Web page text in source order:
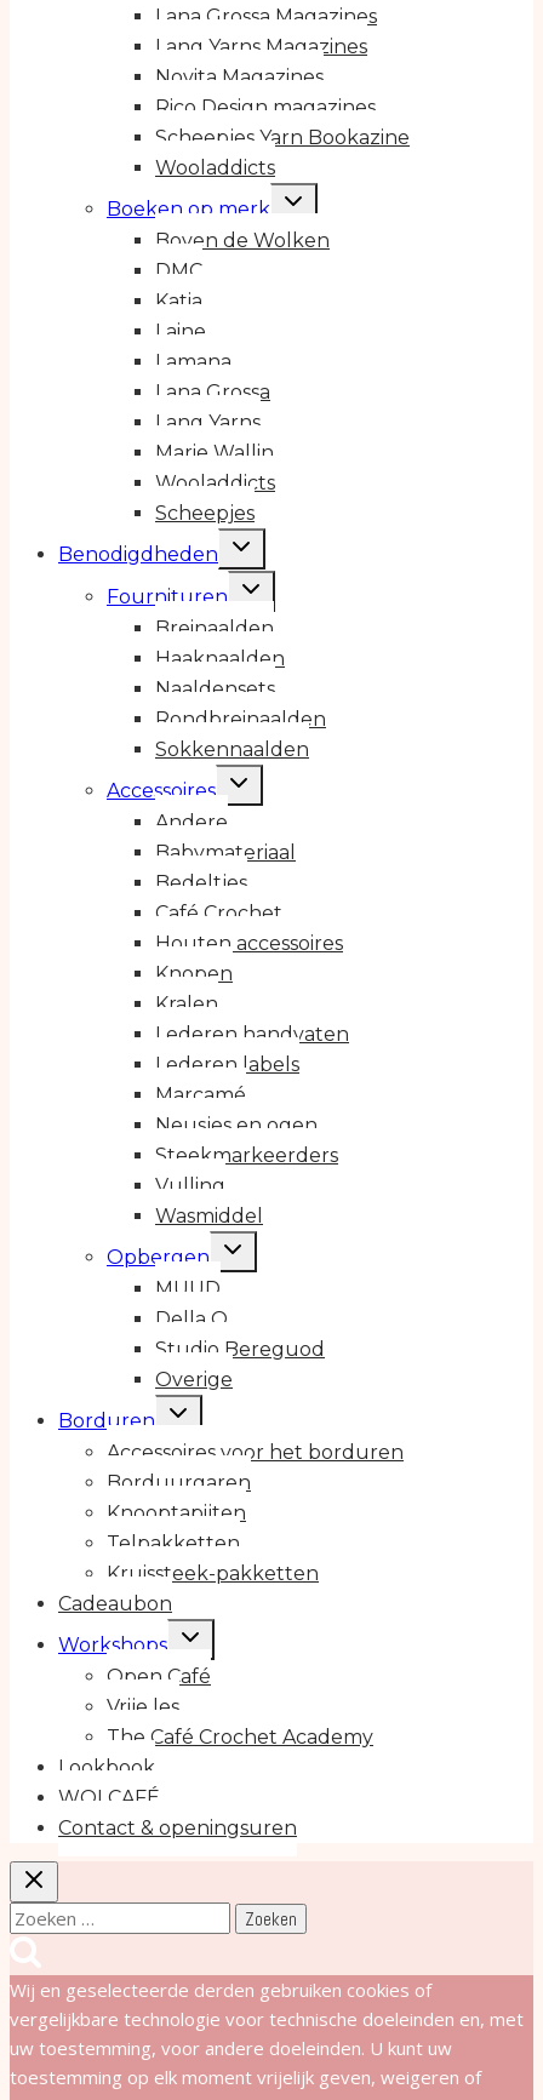
Lana Grossa Magazines
Lang Yarns Magazines
Novita Magazines
Rico Design magazines
Scheepjes Yarn Bookazine
Wooladdicts
Boeken op merk
Toggle
submenu
Boven de Wolken
DMC
Katia
Laine
Lamana
Lana Grossa
Lang Yarns
Marie Wallin
Wooladdicts
Scheepjes
Benodigdheden
Toggle
Fournituren
Toggle
submenu
Breinaalden
Haaknaalden
Naaldensets
Rondbreinaalden
Sokkennaalden
Accessoires
Toggle
Andere
Babymateriaal
Bedeltjes
Café Crochet
Houten accessoires
Knopen
Kralen
Lederen handvaten
Lederen labels
Marcamé
Neusjes en ogen
Steekmarkeerders
Vulling
Wasmiddel
Opbergen
Toggle
MUUD
Della Q
Studio Bereguod
Overige
Borduren
Toggle
submenu
Accessoires voor het borduren
Borduurgaren
Knooptapijten
Telpakketten
Kruissteek-pakketten
Cadeaubon
Workshops
Toggle
Open Café
Vrije les
The Café Crochet Academy
Lookbook
WOLCAFÉ
Contact & openingsuren
Zoeken
naar:
Wij en geselecteerde derden gebruiken cookies of
vergelijkbare technologie voor technische doeleinden en, met
uw toestemming, voor andere doeleinden. U kunt uw
toestemming op elk moment vrijelijk geven, weigeren of